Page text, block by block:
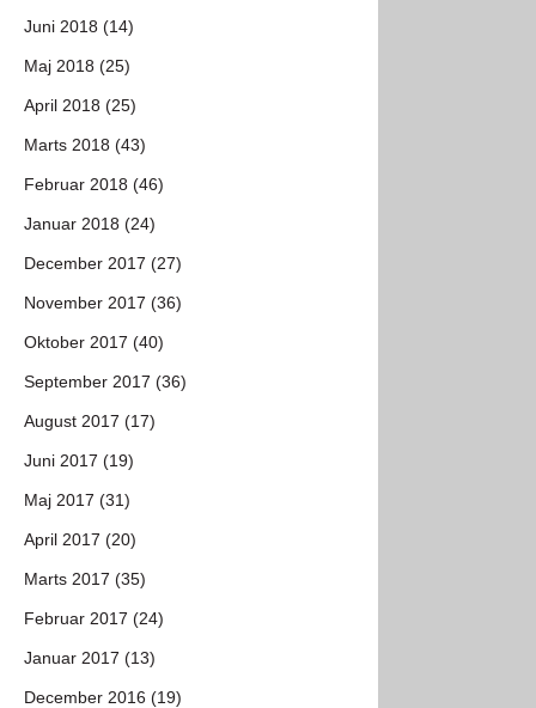
Juni 2018 (14)
Maj 2018 (25)
April 2018 (25)
Marts 2018 (43)
Februar 2018 (46)
Januar 2018 (24)
December 2017 (27)
November 2017 (36)
Oktober 2017 (40)
September 2017 (36)
August 2017 (17)
Juni 2017 (19)
Maj 2017 (31)
April 2017 (20)
Marts 2017 (35)
Februar 2017 (24)
Januar 2017 (13)
December 2016 (19)